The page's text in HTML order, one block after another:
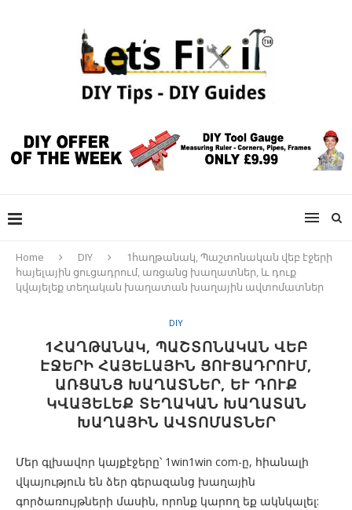
Home DIY
1հաղթանակ, Պաշտոնական վեբ էջերի
հայելային ցուցադրում, առցանց խաղատներ, և դուք
կվայելեք տեղական խաղատան խաղային ավտոմատներ
DIY
1ՀԱՂԹԱՆԱԿ, ՊԱՇՏՈՆԱԿԱՆ ՎԵԲ
ԷՋԵՐԻ ՀԱՅԵԼԱՅԻՆ ՑՈՒՑԱԴՐՈՒՄ,
ԱՌՑԱՆՑ ԽԱՂԱՏՆԵՐ, ԵՒ ԴՈՒՔ Կ
ՎԱՅԵԼԵՔ ՏԵՂԱԿԱՆ ԽԱՂԱՏԱՆ Խ
ԱՂԱՅԻՆ ԱՎՏՈՄԱՏՆԵՐ
Մեր գլխավոր կայքէջերը՝ 1win1win com-ը, հիանալի
վկայություն են ձեր գերազանց խաղային
գործառույթների մասին, որոնք կարող եք ակնկալել: